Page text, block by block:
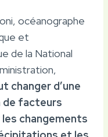
océanographe
et
de la National
changer d’une
de facteurs
changements